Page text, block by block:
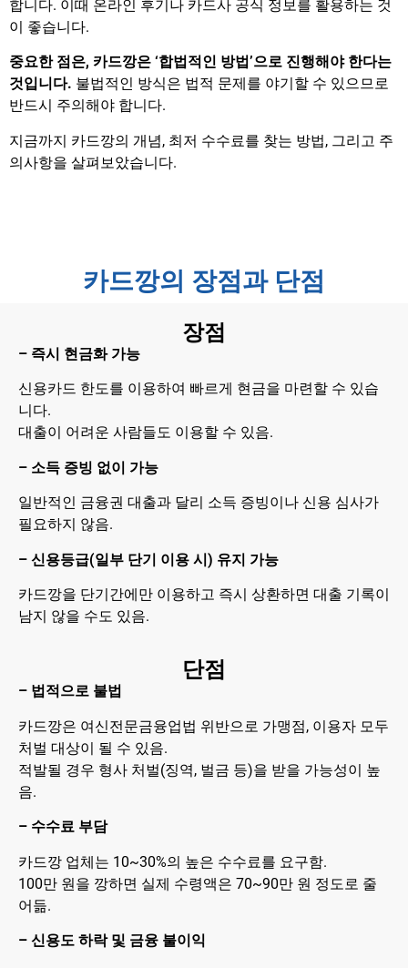
합니다. 이때 온라인 후기나 카드사 공식 정보를 활용하는 것
이 좋습니다.
중요한 점은, 카드깡은 ‘합법적인 방법’으로 진행해야 한다는
것입니다. 불법적인 방식은 법적 문제를 야기할 수 있으므로
반드시 주의해야 합니다.
지금까지 카드깡의 개념, 최저 수수료를 찾는 방법, 그리고 주
의사항을 살펴보았습니다.
카드깡의 장점과 단점
장점
– 즉시 현금화 가능
신용카드 한도를 이용하여 빠르게 현금을 마련할 수 있습
니다.
대출이 어려운 사람들도 이용할 수 있음.
– 소득 증빙 없이 가능
일반적인 금융권 대출과 달리 소득 증빙이나 신용 심사가
필요하지 않음.
– 신용등급(일부 단기 이용 시) 유지 가능
카드깡을 단기간에만 이용하고 즉시 상환하면 대출 기록이
남지 않을 수도 있음.
단점
– 법적으로 불법
카드깡은 여신전문금융업법 위반으로 가맹점, 이용자 모두
처벌 대상이 될 수 있음.
적발될 경우 형사 처벌(징역, 벌금 등)을 받을 가능성이 높
음.
– 수수료 부담
카드깡 업체는 10~30%의 높은 수수료를 요구함.
100만 원을 깡하면 실제 수령액은 70~90만 원 정도로 줄
어듦.
– 신용도 하락 및 금융 불이익